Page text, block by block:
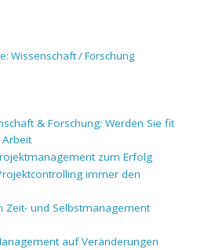
Wissenschaft / Forschung
& Forschung: Werden Sie fit
zum Erfolg
immer den
Zeit- und Selbstmanagement
auf Veränderungen